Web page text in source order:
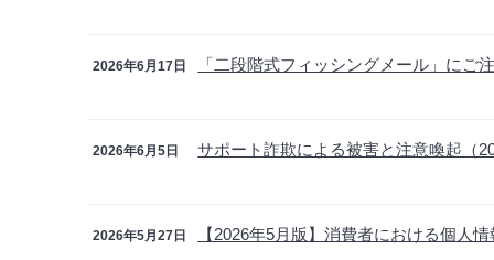
2026年6月17日 「二段階式フィッシングメール」にご
2026年6月5日 サポート詐欺による被害と注意喚起（
2026年5月27日 【2026年5月版】消費者における個人